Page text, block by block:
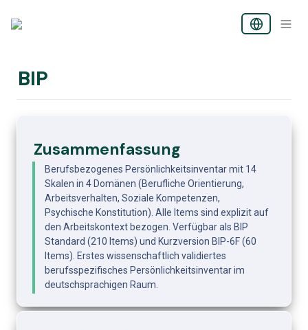
BIP
Zusammenfassung
Berufsbezogenes Persönlichkeitsinventar mit 14
Skalen in 4 Domänen (Berufliche Orientierung,
Arbeitsverhalten, Soziale Kompetenzen,
Psychische Konstitution). Alle Items sind explizit auf
den Arbeitskontext bezogen. Verfügbar als BIP
Standard (210 Items) und Kurzversion BIP-6F (60
Items). Erstes wissenschaftlich validiertes
berufsspezifisches Persönlichkeitsinventar im
deutschsprachigen Raum.